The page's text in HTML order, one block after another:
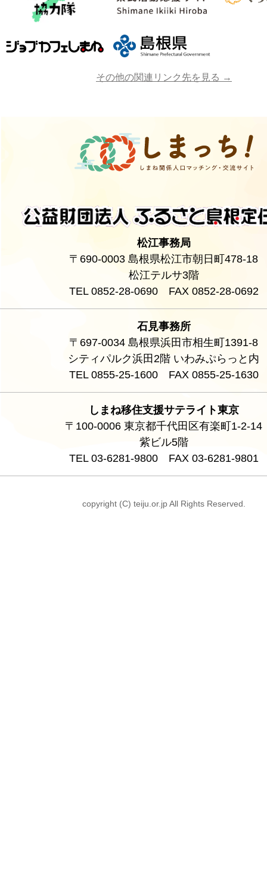
その他の関連リンク先を見る →
松江事務局
〒690-0003 島根県松江市朝日町478-18
松江テルサ3階
TEL 0852-28-0690 FAX 0852-28-0692
石見事務所
〒697-0034 島根県浜田市相生町1391-8
シティパルク浜田2階 いわみぷらっと内
TEL 0855-25-1600 FAX 0855-25-1630
しまね移住支援サテライト東京
〒100-0006 東京都千代田区有楽町1-2-14
紫ビル5階
TEL 03-6281-9800 FAX 03-6281-9801
copyright (C) teiju.or.jp All Rights Reserved.